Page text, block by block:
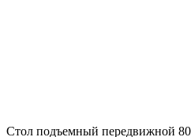
Стол подъемный передвижной